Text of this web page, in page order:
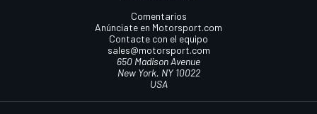
Comentarios
Anúnciate en Motorsport.com
Contacte con el equipo
sales@motorsport.com
650 Madison Avenue
New York, NY 10022
USA